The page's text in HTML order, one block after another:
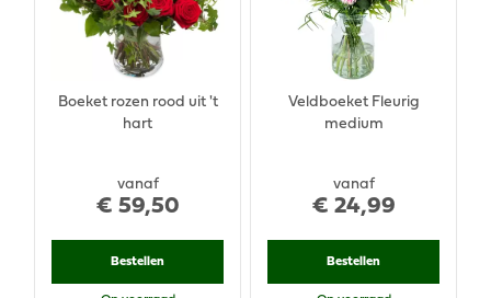
vanaf
€ 59,50
Boeket rozen rood uit 't
hart
Bestellen
vanaf
€ 24,99
Veldboeket Fleurig
medium
Bestellen